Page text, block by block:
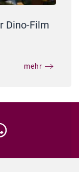
Dino-Film
mehr